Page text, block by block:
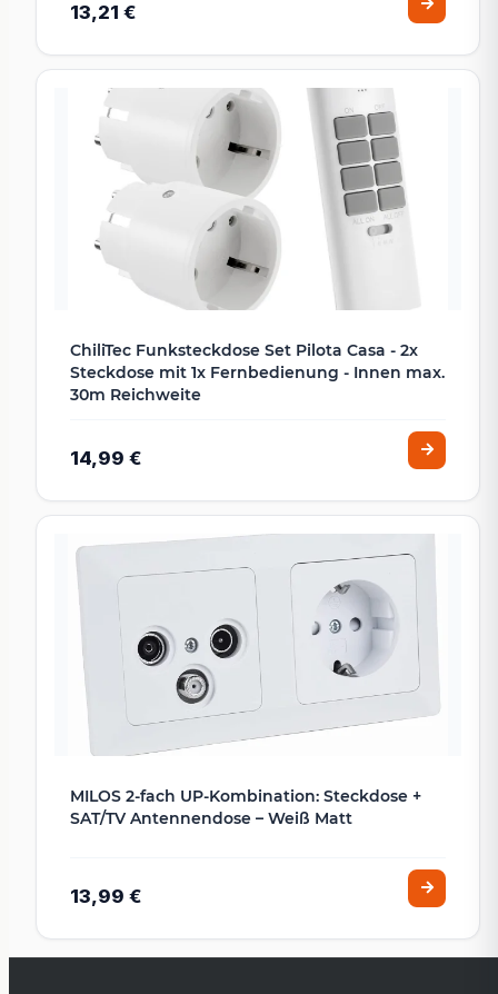
13,21 €
ChiliTec Funksteckdose Set Pilota Casa - 2x
Steckdose mit 1x Fernbedienung - Innen max.
30m Reichweite
14,99 €
MILOS 2-fach UP-Kombination: Steckdose +
SAT/TV Antennendose – Weiß Matt
13,99 €